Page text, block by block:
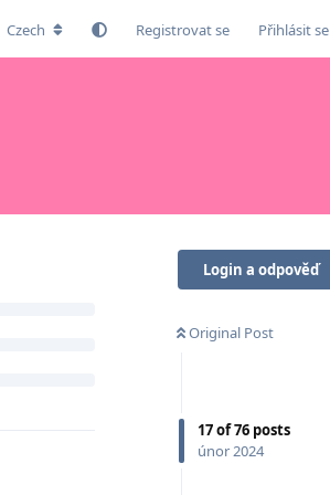
Czech Registrovat se Přihlásit se
Login a odpověď
Original Post
17of76 posts
únor 2024